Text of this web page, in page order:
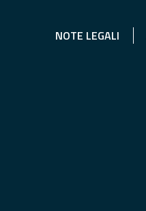
NOTE LEGALI